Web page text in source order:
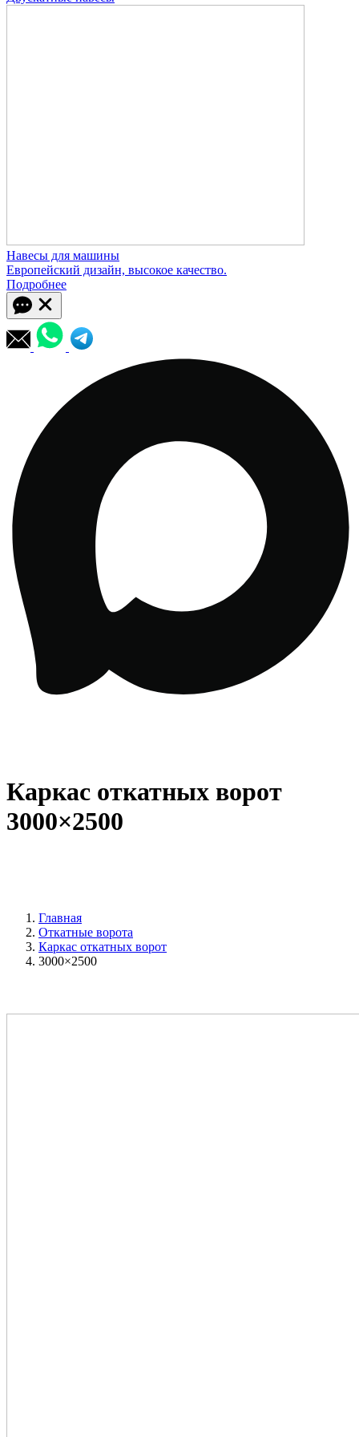
Навесы для машины
Европейский дизайн, высокое качество.
Подробнее
Каркас откатных ворот
3000×2500
Главная
Откатные ворота
Каркас откатных ворот
3000×2500